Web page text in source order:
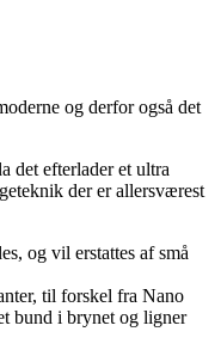
og derfor også det
det efterlader et ultra
der er allersværest
og vil erstattes af små
til forskel fra Nano
bund i brynet og ligner